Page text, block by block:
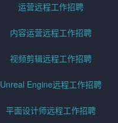
运营远程工作招聘
内容运营远程工作招聘
视频剪辑远程工作招聘
Unreal Engine远程工作招聘
平面设计师远程工作招聘